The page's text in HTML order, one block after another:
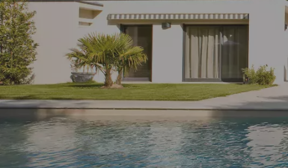
Portails et portillons
Carports
Clôtures